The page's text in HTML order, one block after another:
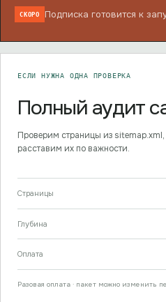
СКОРО Подписка готовится к
ЕСЛИ НУЖНА ОДНА ПРОВЕРКА
Полный аудит
Проверим страницы из
расставим их по важности.
Страницы
Глубина
Оплата
Разовая оплата · пакет можно изменить